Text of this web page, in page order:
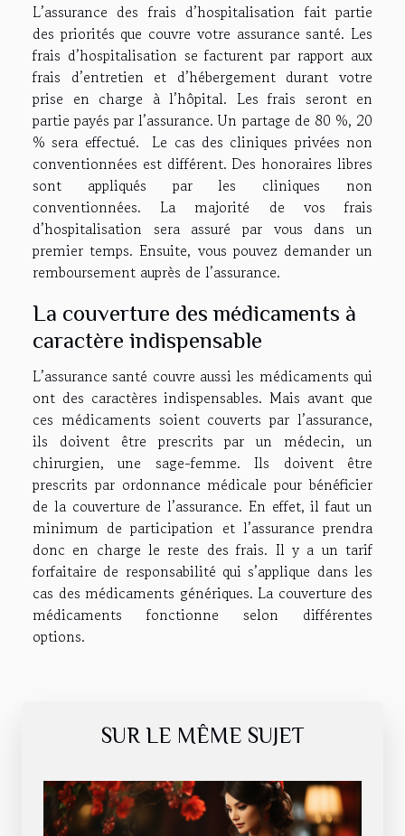
L’assurance des frais d’hospitalisation fait partie
des priorités que couvre votre assurance santé. Les
frais d’hospitalisation se facturent par rapport aux
frais d’entretien et d’hébergement durant votre
prise en charge à l’hôpital. Les frais seront en
partie payés par l’assurance. Un partage de 80 %, 20
% sera effectué. Le cas des cliniques privées non
conventionnées est différent. Des honoraires libres
sont appliqués par les cliniques non
conventionnées. La majorité de vos frais
d’hospitalisation sera assuré par vous dans un
premier temps. Ensuite, vous pouvez demander un
remboursement auprès de l’assurance.
La couverture des médicaments à
caractère indispensable
L’assurance santé couvre aussi les médicaments qui
ont des caractères indispensables. Mais avant que
ces médicaments soient couverts par l’assurance,
ils doivent être prescrits par un médecin, un
chirurgien, une sage-femme. Ils doivent être
prescrits par ordonnance médicale pour bénéficier
de la couverture de l’assurance. En effet, il faut un
minimum de participation et l’assurance prendra
donc en charge le reste des frais. Il y a un tarif
forfaitaire de responsabilité qui s’applique dans les
cas des médicaments génériques. La couverture des
médicaments fonctionne selon différentes
options.
SUR LE MÊME SUJET